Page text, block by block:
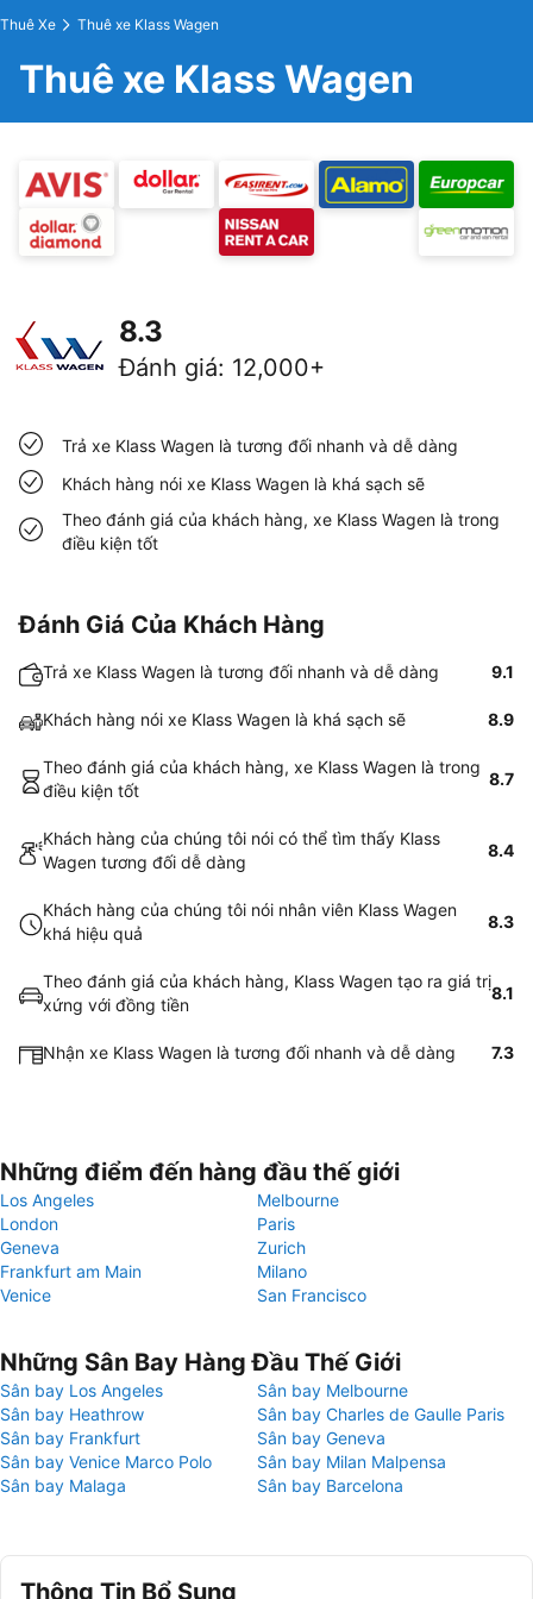
Thuê Xe Thuê xe Klass Wagen
Thuê xe Klass Wagen
8.3
Đánh giá: 12,000+
Trả xe Klass Wagen là tương đối nhanh và dễ dàng
Khách hàng nói xe Klass Wagen là khá sạch sẽ
Theo đánh giá của khách hàng, xe Klass Wagen là trong
điều kiện tốt
Đánh Giá Của Khách Hàng
Trả xe Klass Wagen là tương đối nhanh và dễ dàng 9.1
Khách hàng nói xe Klass Wagen là khá sạch sẽ 8.9
Theo đánh giá của khách hàng, xe Klass Wagen là trong
điều kiện tốt
8.7
Khách hàng của chúng tôi nói có thể tìm thấy Klass
Wagen tương đối dễ dàng
8.4
Khách hàng của chúng tôi nói nhân viên Klass Wagen
khá hiệu quả
8.3
Theo đánh giá của khách hàng, Klass Wagen tạo ra giá trị
xứng với đồng tiền
8.1
Nhận xe Klass Wagen là tương đối nhanh và dễ dàng 7.3
Những điểm đến hàng đầu thế giới
Los Angeles
Melbourne
London
Paris
Geneva
Zurich
Frankfurt am Main
Milano
Venice
San Francisco
Những Sân Bay Hàng Đầu Thế Giới
Sân bay Los Angeles
Sân bay Melbourne
Sân bay Heathrow
Sân bay Charles de Gaulle Paris
Sân bay Frankfurt
Sân bay Geneva
Sân bay Venice Marco Polo
Sân bay Milan Malpensa
Sân bay Malaga
Sân bay Barcelona
Thông Tin Bổ Sung